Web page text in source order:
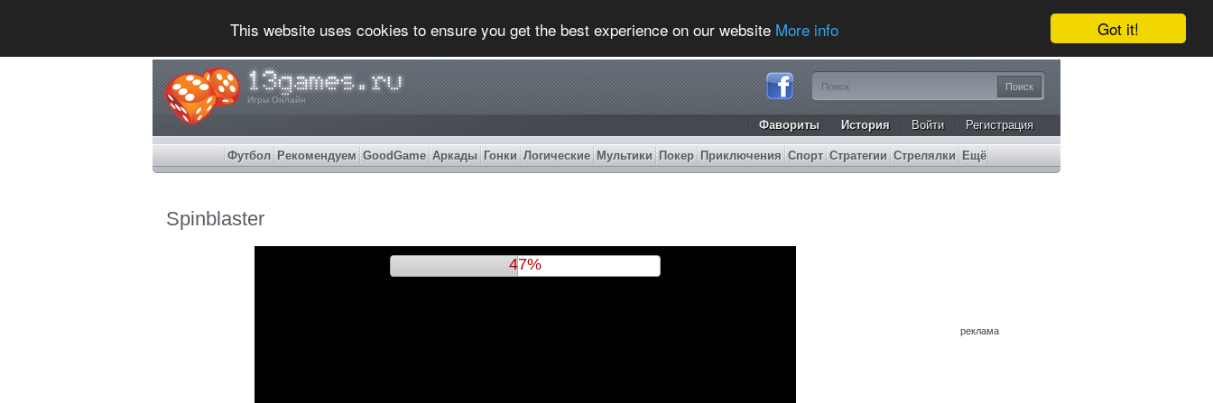
Got it!
This website uses cookies to ensure you get the best experience on our website More info
Игры Онлайн
Фавориты История Войти Регистрация
Футбол Рекомендуем GoodGame Аркады Гонки Логические Мультики Покер Приключения Спорт Стратегии Стрелялки Ещё
Spinblaster
50%
реклама